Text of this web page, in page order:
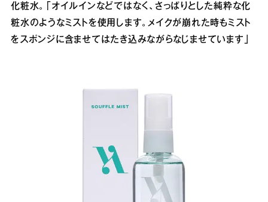
化粧水。「オイルインなどではなく、さっぱりとした純粋な化
粧水のようなミストを使用します。メイクが崩れた時もミスト
をスポンジに含ませてはたき込みながらなじませています」